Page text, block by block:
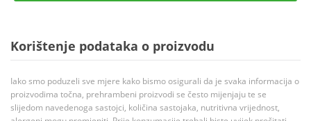
Korištenje podataka o proizvodu
Iako smo poduzeli sve mjere kako bismo osigurali da je svaka informacija o
proizvodima točna, prehrambeni proizvodi se često mijenjaju te se
slijedom navedenoga sastojci, količina sastojaka, nutritivna vrijednost,